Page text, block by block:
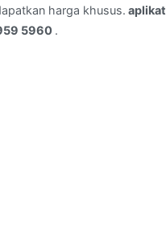
harga khusus.
5960 .